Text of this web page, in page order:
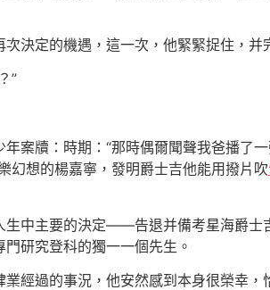
定的機遇，這一次，他緊緊捉住，并
”
牘：時期：“那時偶爾聞聲我爸播了
幻想的楊嘉寧，發明爵士吉他能用撥片吹
主要的決定——告退并備考星海爵士
研究登科的獨一一個先生。
業經過的事況，他安然感到本身很榮幸